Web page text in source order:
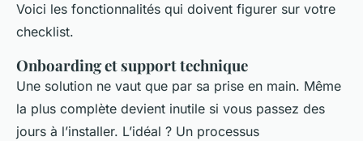
Voici les fonctionnalités qui doivent figurer sur votre
checklist.
Onboarding et support technique
Une solution ne vaut que par sa prise en main. Même
la plus complète devient inutile si vous passez des
jours à l’installer. L’idéal ? Un processus